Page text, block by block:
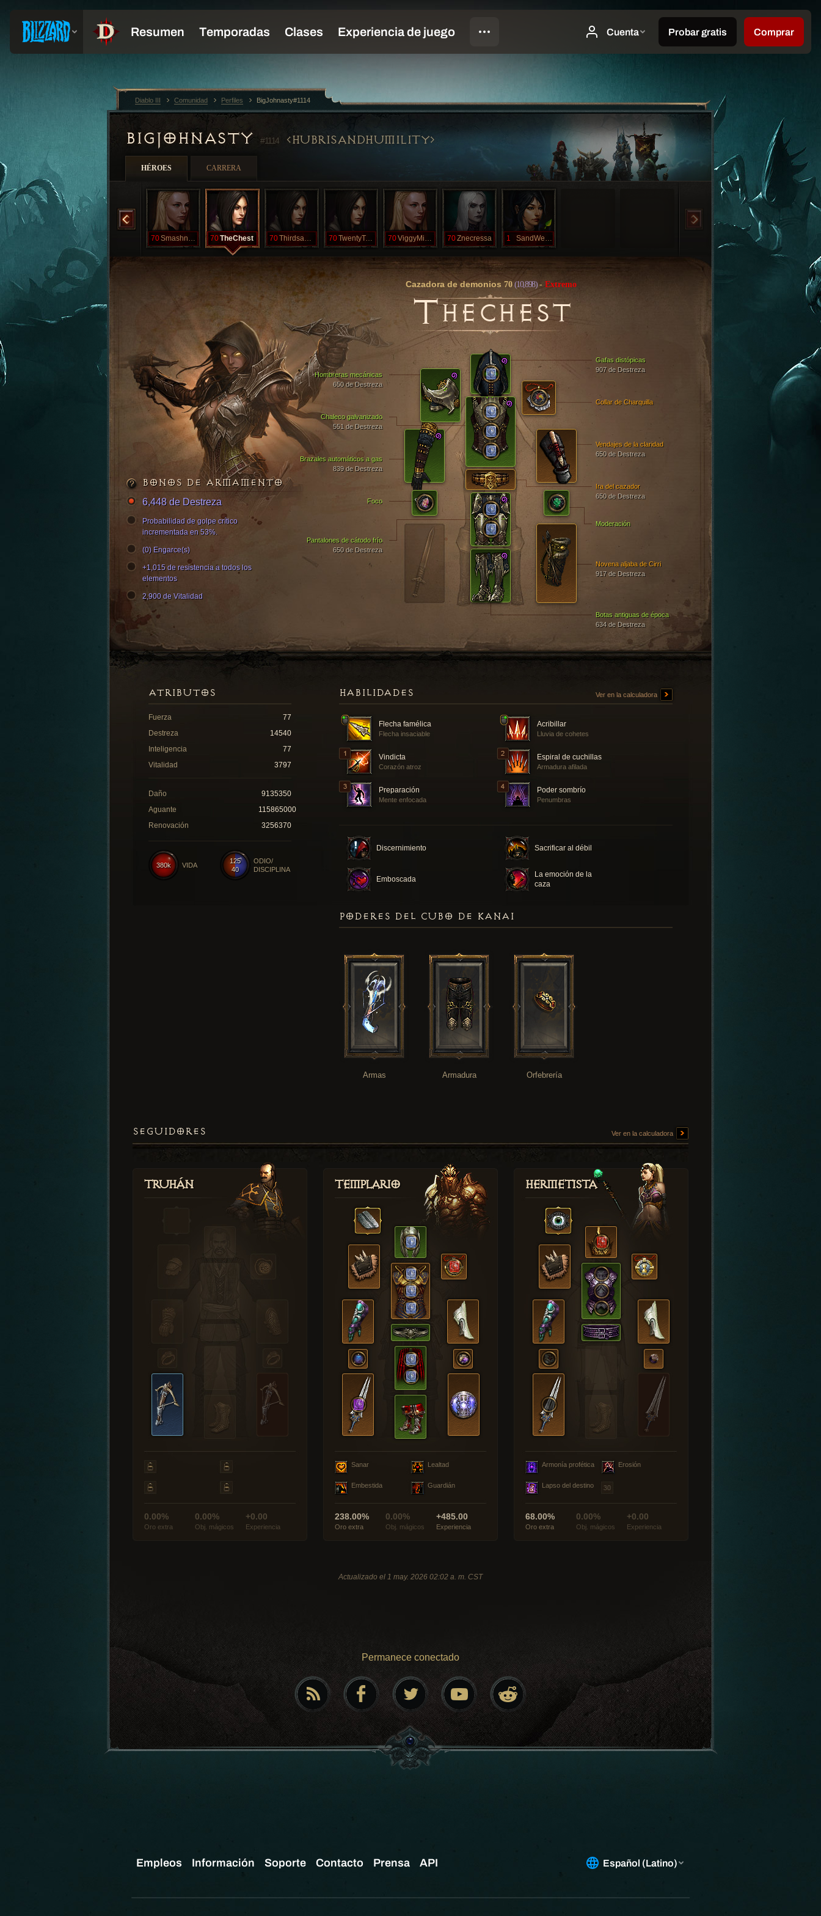
BIGJOHNASTY #1114 HUBRISANDHUMILITY
HÉROES CARRERA
SecTimeArnd 70 70 SmashnDash 70TheChest 70 ThirdsaCharm 70 TwentyTwoSnd 70 ViggyMight 70Znecressa 1 SandWellerng
Cazadora de demonios 70 (10,898) - Extremo
THECHEST
Gafas distópicas
907 de Destreza
Chaleco galvanizado
551 de Destreza
Botas antiguas de época
634 de Destreza
Brazales automáticos a gas
839 de Destreza
Hombreras mecánicas
650 de Destreza
Pantalones de cátodo frío
650 de Destreza
Vendajes de la claridad
650 de Destreza
Novena aljaba de Cirri
917 de Destreza
Ira del cazador
650 de Destreza
Moderación
Foco
Collar de Charquilla
BONOS DE ARMAMENTO
6,448 de Destreza
Probabilidad de golpe crítico
incrementada en 53%.
(0) Engarce(s)
+1,015 de resistencia a todos los
elementos
2,900 de Vitalidad
HABILIDADES Ver en la calculadora
Flecha famélica
Flecha insaciable
Acribillar
Lluvia de cohetes
Vindicta
Corazón atroz
Espiral de cuchillas
Armadura afilada
Preparación
Mente enfocada
Poder sombrío
Penumbras
Discernimiento Sacrificar al débil
Emboscada
La emoción de la
caza
ATRIBUTOS
Fuerza
77
Destreza
14540
Inteligencia
77
Vitalidad
3797
Daño
9135350
Aguante
115865000
Renovación
3256370
125
40
ODIO/
DISCIPLINA
380k VIDA
PODERES DEL CUBO DE KANAI
Armas Armadura Orfebrería
SEGUIDORES Ver en la calculadora
Truhán
0.00%
Oro extra
0.00%
Obj. mágicos
+0.00
Experiencia
Templario
Sanar Lealtad
Embestida Guardián
238.00%
Oro extra
0.00%
Obj. mágicos
+485.00
Experiencia
Hermetista
Armonía profética Erosión
Lapso del destino
68.00%
Oro extra
0.00%
Obj. mágicos
+0.00
Experiencia
Actualizado el 1 may. 2026 02:02 a. m. CST
Permanece conectado
Diablo III Comunidad Perfiles BigJohnasty#1114